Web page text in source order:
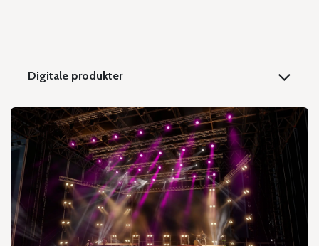
Digitale produkter